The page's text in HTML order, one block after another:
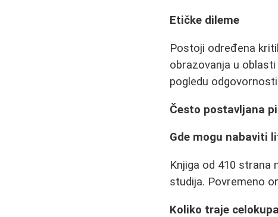
Etičke dileme
Postoji određena
obrazovanja u
pogledu
Često postavljana
Gde mogu nabaviti
Knjiga od 410 strana
studija. Povremeno
Koliko traje